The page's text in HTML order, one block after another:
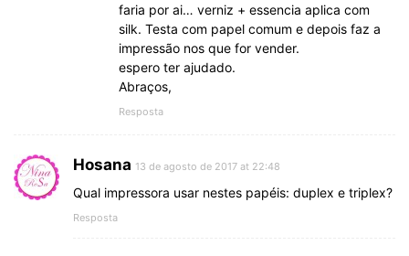
faria por ai… verniz + essencia aplica com
silk. Testa com papel comum e depois faz a
impressão nos que for vender.
espero ter ajudado.
Abraços,
Resposta
Hosana 13 de agosto de 2017 at 22:48
Qual impressora usar nestes papéis: duplex e triplex?
Resposta